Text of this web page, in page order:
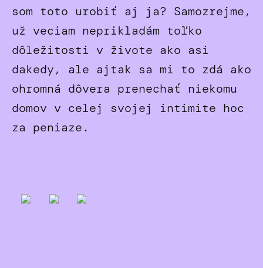
som toto urobiť aj ja? Samozrejme,
už veciam neprikladám toľko
dôležitosti v živote ako asi
dakedy, ale ajtak sa mi to zdá ako
ohromná dôvera prenechať niekomu
domov v celej svojej intimite hoc
za peniaze.